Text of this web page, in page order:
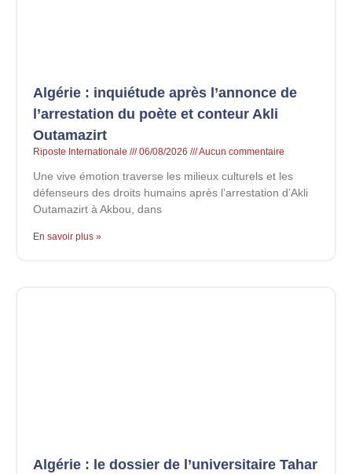
Algérie : inquiétude après l’annonce de
l’arrestation du poète et conteur Akli
Outamazirt
Riposte Internationale 06/08/2026 Aucun commentaire
Une vive émotion traverse les milieux culturels et les
défenseurs des droits humains après l’arrestation d’Akli
Outamazirt à Akbou, dans
En savoir plus »
Algérie : le dossier de l’universitaire Tahar